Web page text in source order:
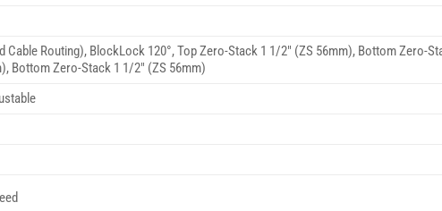
Cable Routing), BlockLock 120°, Top Zero-Stack 1 1/2″ (ZS 56mm), Bottom Zero-
Bottom Zero-Stack 1 1/2″ (ZS 56mm)